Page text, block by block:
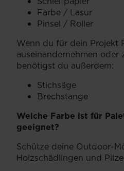
Farbe / Lasur
Pinsel / Roller
Wenn du für dein Projekt
auseinandernehmen oder
benötigst du außerdem:
Stichsäge
Brechstange
Welche Farbe ist für
geeignet?
Schütze deine Outdoor-
Holzschädlingen und